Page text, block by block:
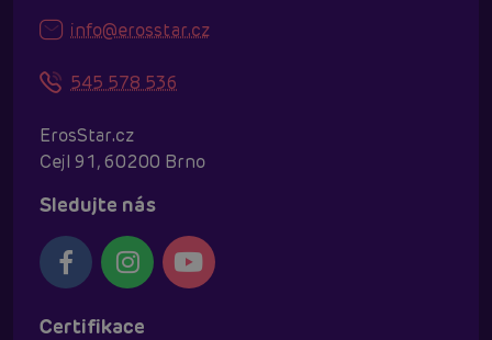
info@erosstar.cz
545 578 536
ErosStar.cz
Cejl 91, 60200 Brno
Sledujte nás
Certifikace